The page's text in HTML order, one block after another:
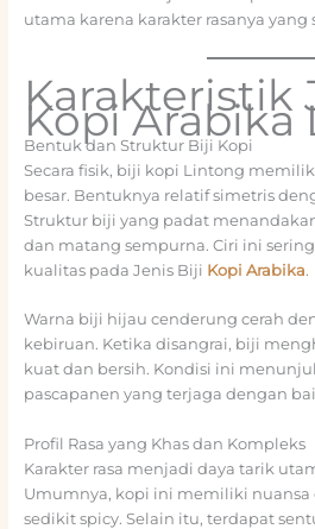
utama karena karakter rasanya yang
Karakteristik
Kopi
Bentuk dan Struktur Biji Kopi
Secara fisik, biji kopi Lintong
besar. Bentuknya relatif simetris
Struktur biji yang padat
dan matang sempurna. Ciri ini
kualitas pada Jenis Biji Kopi Arabika.
Warna biji hijau cenderung cerah
kebiruan. Ketika disangrai, biji
kuat dan bersih. Kondisi ini
pascapanen yang terjaga dengan
Profil Rasa yang Khas dan Kompleks
Karakter rasa menjadi daya tarik
Umumnya, kopi ini memiliki nuansa
sedikit spicy. Selain itu, terdapat